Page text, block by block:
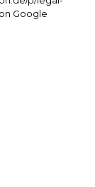
Google